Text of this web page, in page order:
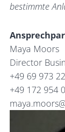
bestimmte
Maya Moors
Director
+49 69 973
+49 172 954